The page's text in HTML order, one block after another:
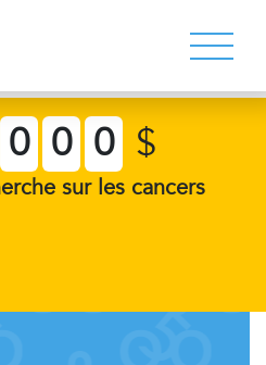
0 0 0 $
sur les cancers